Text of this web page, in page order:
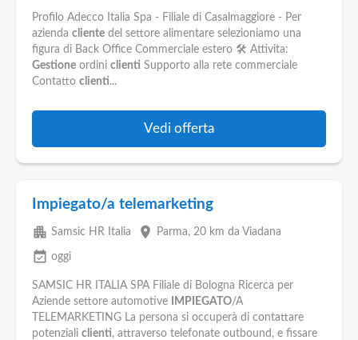
Pubblica
Offerte
Area
Profilo Adecco Italia Spa - Filiale di Casalmaggiore - Per
azienda cliente del settore alimentare selezioniamo una
figura di Back Office Commerciale estero 🛠️ Attivita:
Gestione ordini clienti Supporto alla rete commerciale
Contatto clienti...
Vedi offerta
Impiegato/a telemarketing
apartment Samsic HR Italia place Parma, 20 km da Viadana
event_available oggi
SAMSIC HR ITALIA SPA Filiale di Bologna Ricerca per
Aziende settore automotive
IMPIEGATO/A
TELEMARKETING La persona si occuperà di contattare
potenziali clienti, attraverso telefonate outbound, e fissare